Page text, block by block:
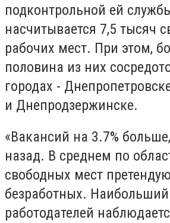
подконтрольной ей
насчитывается 7,5 тысяч
рабочих мест. При этом,
половина из них
городах -
и Днепродзержинске.
«Вакансий на 3.7%
назад. В среднем по
свободных мест
безработных.
работодателей